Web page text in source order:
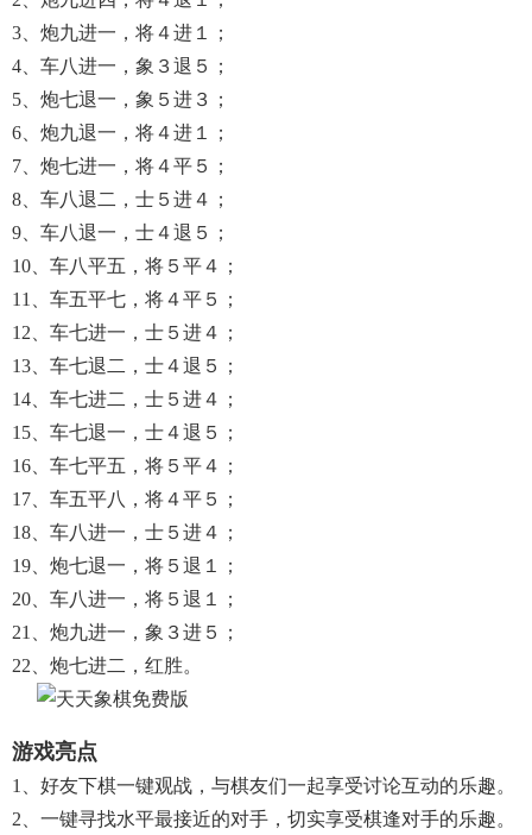
3、炮九进一，将４进１；
4、车八进一，象３退５；
5、炮七退一，象５进３；
6、炮九退一，将４进１；
7、炮七进一，将４平５；
8、车八退二，士５进４；
9、车八退一，士４退５；
10、车八平五，将５平４；
11、车五平七，将４平５；
12、车七进一，士５进４；
13、车七退二，士４退５；
14、车七进二，士５进４；
15、车七退一，士４退５；
16、车七平五，将５平４；
17、车五平八，将４平５；
18、车八进一，士５进４；
19、炮七退一，将５退１；
20、车八进一，将５退１；
21、炮九进一，象３进５；
22、炮七进二，红胜。
游戏亮点
1、好友下棋一键观战，与棋友们一起享受讨论互动的乐趣。
2、一键寻找水平最接近的对手，切实享受棋逢对手的乐趣。